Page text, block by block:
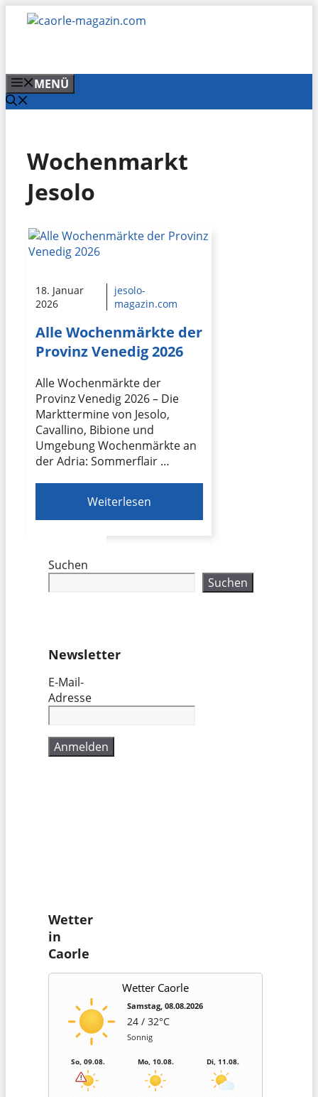
Zum
Inhalt
MENÜ
Wochenmarkt
Jesolo
18. Januar
2026
jesolo-
magazin.com
Alle Wochenmärkte der
Provinz Venedig 2026
Alle Wochenmärkte der
Provinz Venedig 2026 – Die
Markttermine von Jesolo,
Cavallino, Bibione und
Umgebung Wochenmärkte an
der Adria: Sommerflair …
Weiterlesen
Suchen
Suchen
Newsletter
E-Mail-
Adresse
Wetter
in
Caorle
Wetter Caorle
Samstag, 08.08.2026
24 / 32°C
Sonnig
So, 09.08. Mo, 10.08. Di, 11.08.